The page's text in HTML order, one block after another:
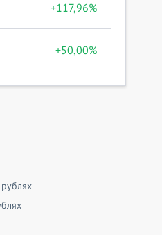
+117,96%
+50,00%